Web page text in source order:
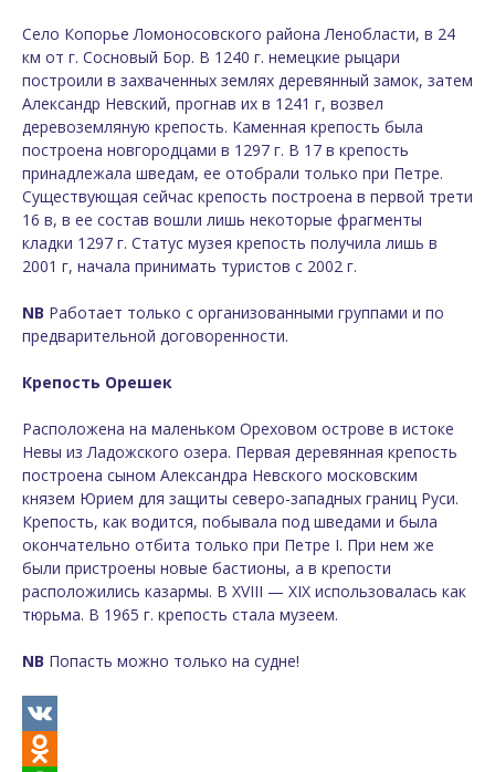
Село Копорье Ломоносовского района Ленобласти, в 24
км от г. Сосновый Бор. В 1240 г. немецкие рыцари
построили в захваченных землях деревянный замок, затем
Александр Невский, прогнав их в 1241 г, возвел
деревоземляную крепость. Каменная крепость была
построена новгородцами в 1297 г. В 17 в крепость
принадлежала шведам, ее отобрали только при Петре.
Существующая сейчас крепость построена в первой трети
16 в, в ее состав вошли лишь некоторые фрагменты
кладки 1297 г. Статус музея крепость получила лишь в
2001 г, начала принимать туристов с 2002 г.
NB Работает только с организованными группами и по
предварительной договоренности.
Крепость Орешек
Расположена на маленьком Ореховом острове в истоке
Невы из Ладожского озера. Первая деревянная крепость
построена сыном Александра Невского московским
князем Юрием для защиты северо-западных границ Руси.
Крепость, как водится, побывала под шведами и была
окончательно отбита только при Петре I. При нем же
были пристроены новые бастионы, а в крепости
расположились казармы. В XVIII — XIX использовалась как
тюрьма. В 1965 г. крепость стала музеем.
NB Попасть можно только на судне!
VK